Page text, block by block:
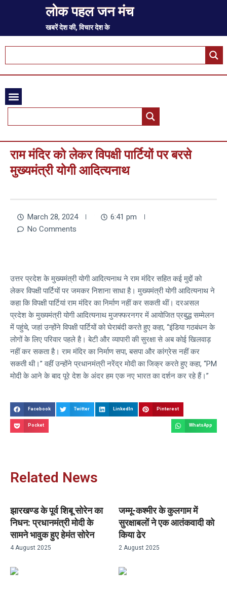
लोक पहल जन मंच
खबरें देश की, विचार देश के
राम मंदिर को लेकर विपक्षी पार्टियों पर बरसे
मुख्यमंत्री योगी आदित्यनाथ
March 28, 2024
6:41 pm
No Comments
उत्तर प्रदेश के मुख्यमंत्री योगी आदित्यनाथ ने राम मंदिर सहित कई मुद्दों को
लेकर विपक्षी पार्टियों पर जमकर निशाना साधा है। मुख्यमंत्री योगी आदित्यनाथ ने
कहा कि विपक्षी पार्टियां राम मंदिर का निर्माण नहीं कर सकती थीं। दरअसल
प्रदेश के मुख्यमंत्री योगी आदित्यनाथ मुजफ्फरनगर में आयोजित प्रबुद्ध सम्मेलन
में पहुंचे, जहां उन्होंने विपक्षी पार्टियों को घेराबंदी करते हुए कहा, “इंडिया गठबंधन के
लोगों के लिए परिवार पहले है। बेटी और व्यापारी की सुरक्षा से अब कोई खिलवाड़
नहीं कर सकता है। राम मंदिर का निर्माण सपा, बसपा और कांग्रेस नहीं कर
सकती थी।” वहीं उन्होंने प्रधानमंत्री नरेंद्र मोदी का जिक्र करते हुए कहा, “PM
मोदी के आने के बाद पूरे देश के अंदर हम एक नए भारत का दर्शन कर रहे हैं।”
Facebook Twitter LinkedIn Pinterest
Pocket WhatsApp
Related News
झारखण्ड के पूर्व शिबू सोरेन का
निधन: प्रधानमंत्री मोदी के
सामने भावुक हुए हेमंत सोरेन
4 August 2025
जम्मू-कश्मीर के कुलगाम में
सुरक्षाबलों ने एक आतंकवादी को
किया ढेर
2 August 2025